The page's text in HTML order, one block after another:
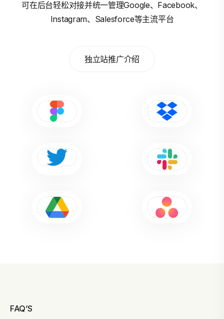
可在后台轻松对接并统一管理Google、Facebook、
Instagram、Salesforce等主流平台
独立站推广介绍
FAQ’S